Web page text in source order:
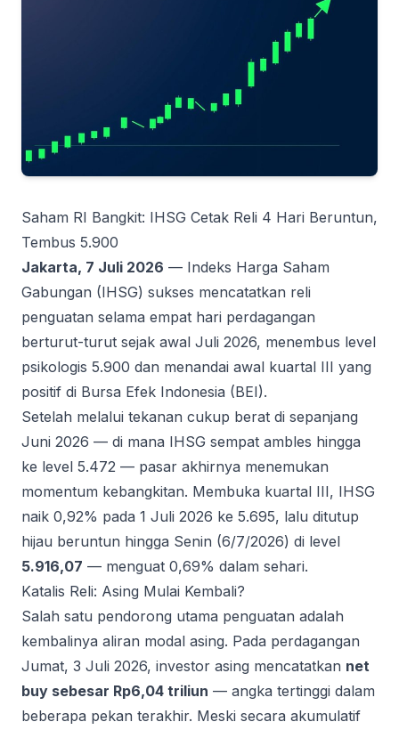
Saham RI Bangkit: IHSG Cetak Reli 4 Hari Beruntun,
Tembus 5.900
Jakarta, 7 Juli 2026 — Indeks Harga Saham
Gabungan (IHSG) sukses mencatatkan reli
penguatan selama empat hari perdagangan
berturut-turut sejak awal Juli 2026, menembus level
psikologis 5.900 dan menandai awal kuartal III yang
positif di Bursa Efek Indonesia (BEI).
Setelah melalui tekanan cukup berat di sepanjang
Juni 2026 — di mana IHSG sempat ambles hingga
ke level 5.472 — pasar akhirnya menemukan
momentum kebangkitan. Membuka kuartal III, IHSG
naik 0,92% pada 1 Juli 2026 ke 5.695, lalu ditutup
hijau beruntun hingga Senin (6/7/2026) di level
5.916,07 — menguat 0,69% dalam sehari.
Katalis Reli: Asing Mulai Kembali?
Salah satu pendorong utama penguatan adalah
kembalinya aliran modal asing. Pada perdagangan
Jumat, 3 Juli 2026, investor asing mencatatkan net
buy sebesar Rp6,04 triliun — angka tertinggi dalam
beberapa pekan terakhir. Meski secara akumulatif